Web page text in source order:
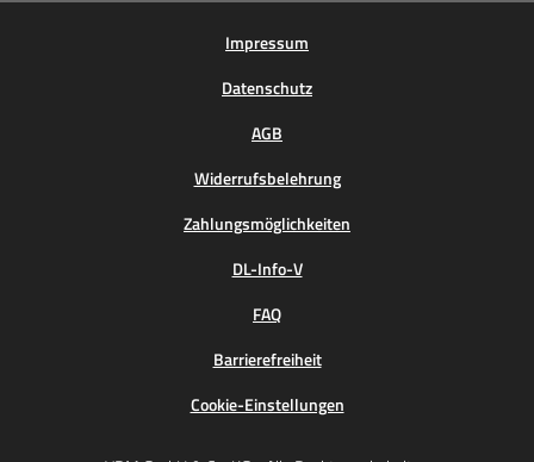
Impressum
Datenschutz
AGB
Widerrufsbelehrung
Zahlungsmöglichkeiten
DL-Info-V
FAQ
Barrierefreiheit
Cookie-Einstellungen